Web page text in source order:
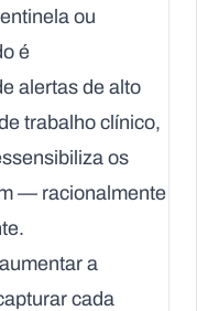
ou
é
alertas de alto
trabalho clínico,
os
— racionalmente
a
cada